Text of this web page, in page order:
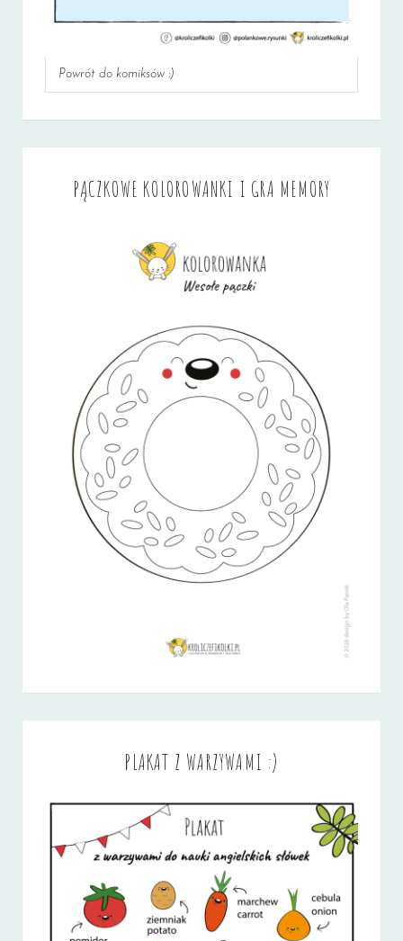
Powrót do komiksów :)
PĄCZKOWE KOLOROWANKI I GRA MEMORY
PLAKAT Z WARZYWAMI :)